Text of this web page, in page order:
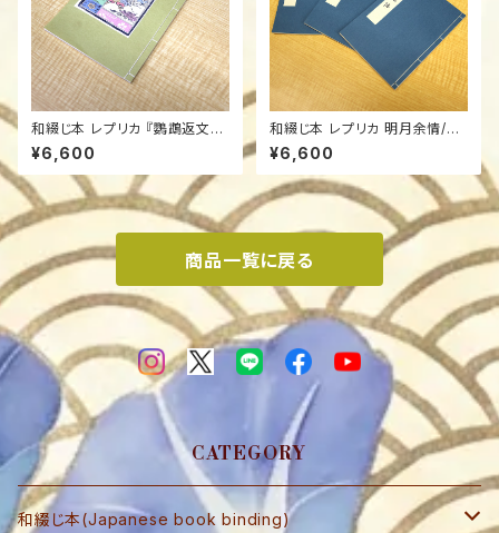
和綴じ本 レプリカ 『鸚鵡返⽂武
⼆道』上中下/Traditional Jap
anese Bound Book (Watoj
i) Replica: "Oumugaeshi B
unbu no Nido" (3-Volume
Set)
¥6,600
和綴じ本 レプリカ 明月余情/Au
thentic Replica: "Meigetsu
Yojo" 1777 / Yoshiwara Fe
stival Guidebook (Watoji)
¥6,600
商品一覧に戻る
CATEGORY
和綴じ本(Japanese book binding)